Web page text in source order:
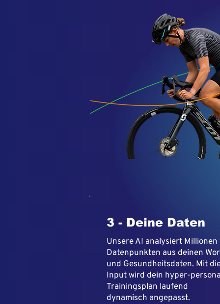
3 - Deine Daten
Unsere AI analysiert Millionen
Datenpunkten aus deinen
und Gesundheitsdaten. Mit
Input wird dein hyper-
Trainingsplan laufend
dynamisch angepasst.